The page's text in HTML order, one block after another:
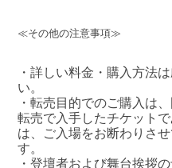
≪その他の注意事項≫
・詳しい料金・購入方法
い。
・転売目的でのご購入は
転売で入手したチケット
は、ご入場をお断わりさ
す。
・登壇者および舞台挨拶